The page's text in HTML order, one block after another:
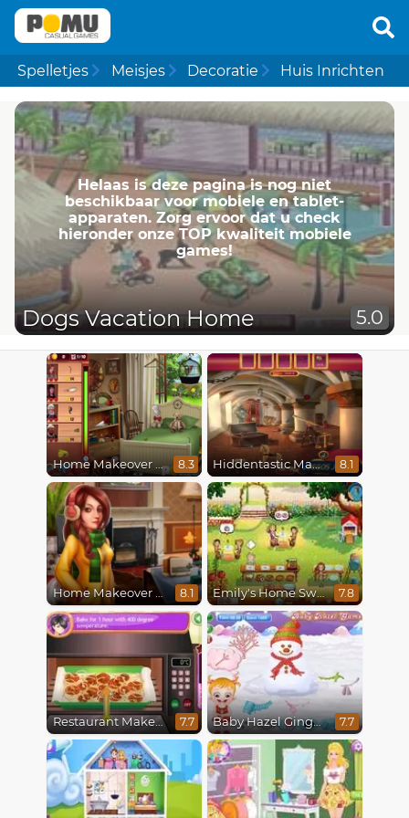
Spelletjes Meisjes Decoratie Huis Inrichten
Helaas is deze pagina is nog niet
beschikbaar voor mobiele en tablet-
apparaten. Zorg ervoor dat u check
hieronder onze TOP kwaliteit mobiele
games!
Dogs Vacation Home 5.0
Home Makeover Hidden Object 8.3 Hiddentastic Mansion 8.1
Home Makeover 2 Hidden Object 8.1 Emily's Home Sweet Home 7.8
Restaurant Makeover 7.7 Baby Hazel Gingerbread House 7.7